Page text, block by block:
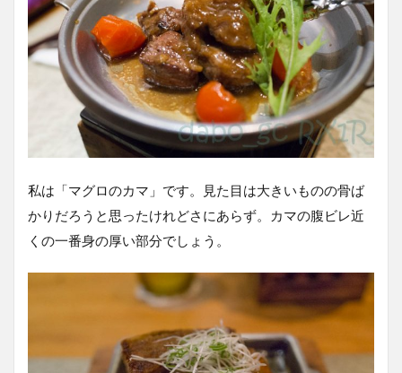
私は「マグロのカマ」です。見た目は大きいものの骨ば
かりだろうと思ったけれどさにあらず。カマの腹ビレ近
くの一番身の厚い部分でしょう。